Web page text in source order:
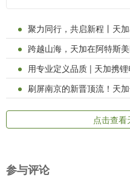
聚力同行，共启新程丨天加出席江苏省
跨越山海，天加在阿特斯美
用专业定义品质 | 天加携
刷屏南京的新晋顶流！天加全套空
点击查看
参与评论